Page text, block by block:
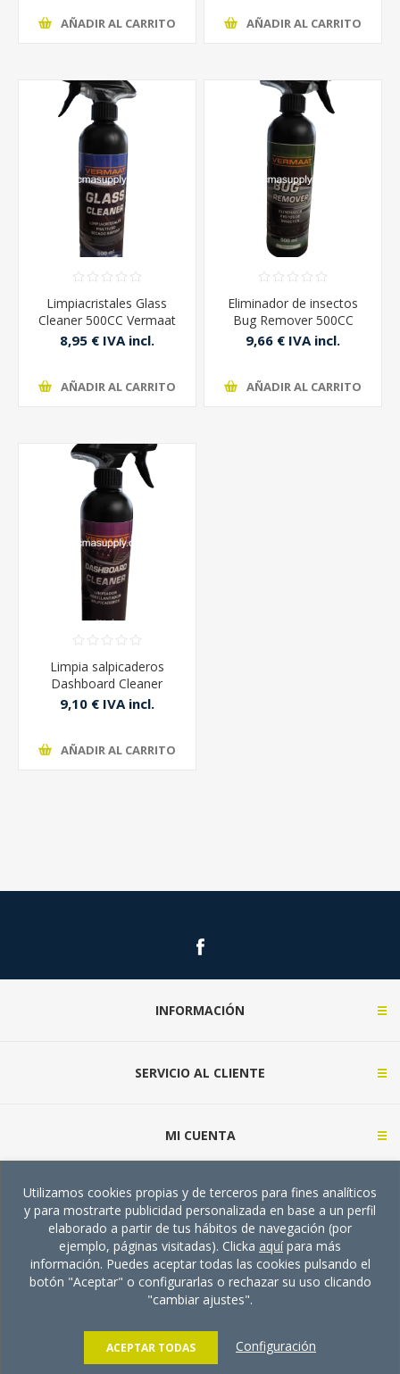
AÑADIR AL CARRITO AÑADIR AL CARRITO
Limpiacristales Glass
Cleaner 500CC Vermaat
8,95 € IVA incl.
AÑADIR AL CARRITO
Eliminador de insectos
Bug Remover 500CC
Vermaat
9,66 € IVA incl.
AÑADIR AL CARRITO
Limpia salpicaderos
Dashboard Cleaner
500CC Vermaat
9,10 € IVA incl.
AÑADIR AL CARRITO
INFORMACIÓN
SERVICIO AL CLIENTE
MI CUENTA
CONTACTA CON NOSOTROS (CONSULTAS)
Copyright © 2026 TECMA Supply. Todos los derechos
Powered bynopCommerce
Utilizamos cookies propias y de terceros para fines analíticos
y para mostrarte publicidad personalizada en base a un perfil
elaborado a partir de tus hábitos de navegación (por
ejemplo, páginas visitadas). Clicka aquípara más
información. Puedes aceptar todas las cookies pulsando el
botón "Aceptar" o configurarlas o rechazar su uso clicando
"cambiar ajustes".
ACEPTAR TODAS Configuración